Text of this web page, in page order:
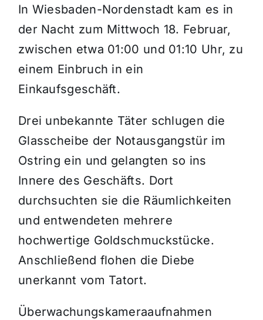
Gewinnspiele
In Wiesbaden-Nordenstadt kam es in
der Nacht zum Mittwoch 18. Februar,
zwischen etwa 01:00 und 01:10 Uhr, zu
einem Einbruch in ein
Einkaufsgeschäft.
Drei unbekannte Täter schlugen die
Glasscheibe der Notausgangstür im
Ostring ein und gelangten so ins
Innere des Geschäfts. Dort
durchsuchten sie die Räumlichkeiten
und entwendeten mehrere
hochwertige Goldschmuckstücke.
Anschließend flohen die Diebe
unerkannt vom Tatort.
Überwachungskameraaufnahmen